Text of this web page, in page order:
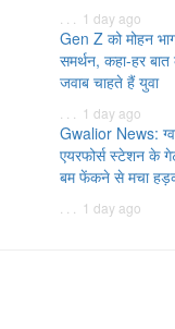
. . . 1 day ago
Gen Z को मोहन
समर्थन, कहा-हर बात
जवाब चाहते हैं युवा
. . . 1 day ago
Gwalior News:
एयरफोर्स स्टेशन के
बम फेंकने से मचा
. . . 1 day ago